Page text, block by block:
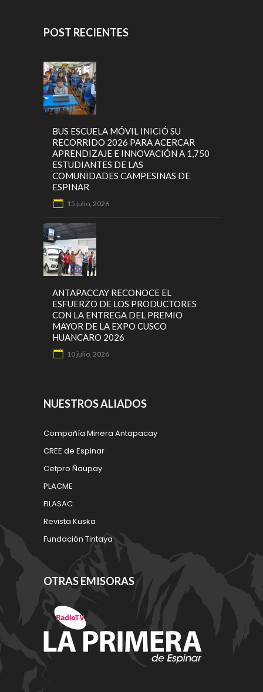
POST RECIENTES
BUS ESCUELA MÓVIL INICIÓ SU
RECORRIDO 2026 PARA ACERCAR
APRENDIZAJE E INNOVACIÓN A 1,750
ESTUDIANTES DE LAS
COMUNIDADES CAMPESINAS DE
ESPINAR
15 julio, 2026
ANTAPACCAY RECONOCE EL
ESFUERZO DE LOS PRODUCTORES
CON LA ENTREGA DEL PREMIO
MAYOR DE LA EXPO CUSCO
HUANCARO 2026
10 julio, 2026
NUESTROS ALIADOS
Compañía Minera Antapacay
CREE de Espinar
Cetpro Ñaupay
PLACME
FILASAC
Revista Kuska
Fundación Tintaya
OTRAS EMISORAS